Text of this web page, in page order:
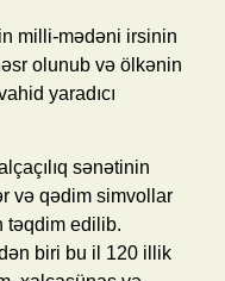
milli-mədəni irsinin
olunub və ölkənin
yaradıcı
sənətinin
və qədim simvollar
təqdim edilib.
biri bu il 120 illik